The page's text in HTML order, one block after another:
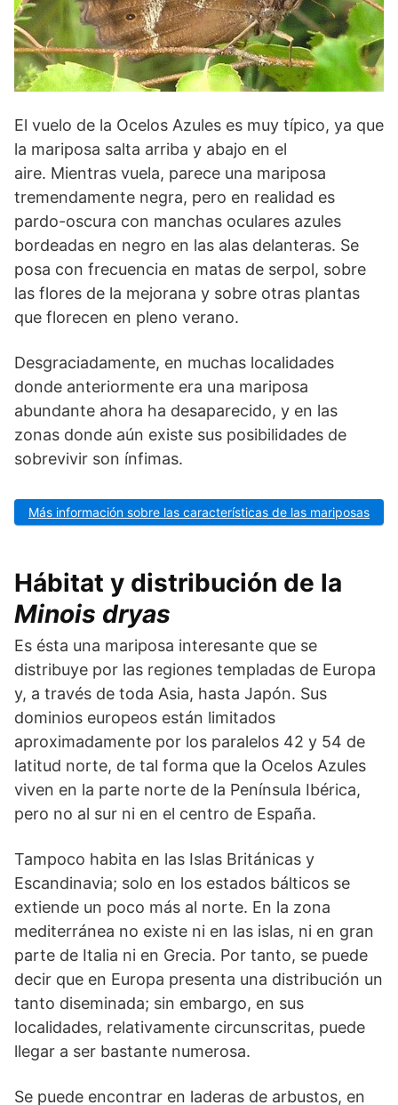
El vuelo de la Ocelos Azules es muy típico, ya que
la mariposa salta arriba y abajo en el
aire. Mientras vuela, parece una mariposa
tremendamente negra, pero en realidad es
pardo-oscura con manchas oculares azules
bordeadas en negro en las alas delanteras. Se
posa con frecuencia en matas de serpol, sobre
las flores de la mejorana y sobre otras plantas
que florecen en pleno verano.
Desgraciadamente, en muchas localidades
donde anteriormente era una mariposa
abundante ahora ha desaparecido, y en las
zonas donde aún existe sus posibilidades de
sobrevivir son ínfimas.
Más información sobre las características de las mariposas
Hábitat y distribución de la
Minois dryas
Es ésta una mariposa interesante que se
distribuye por las regiones templadas de Europa
y, a través de toda Asia, hasta Japón. Sus
dominios europeos están limitados
aproximadamente por los paralelos 42 y 54 de
latitud norte, de tal forma que la Ocelos Azules
viven en la parte norte de la Península Ibérica,
pero no al sur ni en el centro de España.
Tampoco habita en las Islas Británicas y
Escandinavia; solo en los estados bálticos se
extiende un poco más al norte. En la zona
mediterránea no existe ni en las islas, ni en gran
parte de Italia ni en Grecia. Por tanto, se puede
decir que en Europa presenta una distribución un
tanto diseminada; sin embargo, en sus
localidades, relativamente circunscritas, puede
llegar a ser bastante numerosa.
Se puede encontrar en laderas de arbustos, en